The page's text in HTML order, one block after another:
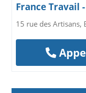
France Travail
15 rue des Artisans,